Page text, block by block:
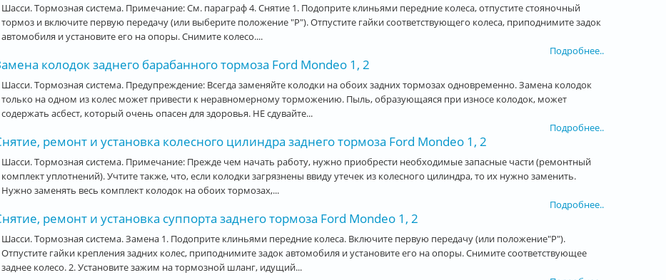
Шасси. Тормозная система. Примечание: См. параграф 4. Снятие 1. Подоприте клиньями передние колеса, отпустите стояночный
тормоз и включите первую передачу (или выберите положение "Р"). Отпустите гайки соответствующего колеса, приподнимите задок
автомобиля и установите его на опоры. Снимите колесо....
Подробнее..
колодок заднего барабанного тормоза Ford Mondeo 1, 2
Шасси. Тормозная система. Предупреждение: Всегда заменяйте колодки на обоих задних тормозах одновременно. Замена колодок
только на одном из колес может привести к неравномерному торможению. Пыль, образующаяся при износе колодок, может
содержать асбест, который очень опасен для здоровья. НЕ сдувайте...
Подробнее..
ремонт и установка колесного цилиндра заднего тормоза Ford Mondeo 1, 2
Шасси. Тормозная система. Примечание: Прежде чем начать работу, нужно приобрести необходимые запасные части (ремонтный
комплект уплотнений). Учтите также, что, если колодки загрязнены ввиду утечек из колесного цилиндра, то их нужно заменить.
Нужно заменять весь комплект колодок на обоих тормозах,...
Подробнее..
ремонт и установка суппорта заднего тормоза Ford Mondeo 1, 2
Шасси. Тормозная система. Замена 1. Подоприте клиньями передние колеса. Включите первую передачу (или положение"Р").
Отпустите гайки крепления задних колес, приподнимите задок автомобиля и установите его на опоры. Снимите соответствующее
заднее колесо. 2. Установите зажим на тормозной шланг, идущий...